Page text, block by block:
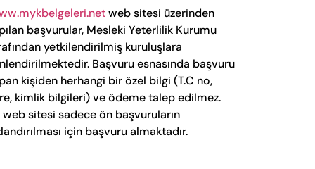
web sitesi üzerinden
başvurular, Mesleki Yeterlilik Kurumu
yetkilendirilmiş kuruluşlara
Başvuru esnasında başvuru
kişiden herhangi bir özel bilgi (T.C no,
kimlik bilgileri) ve ödeme talep edilmez.
web sitesi sadece ön başvuruların
için başvuru almaktadır.